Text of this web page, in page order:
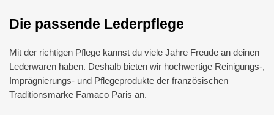
Die passende Lederpflege
Mit der richtigen Pflege kannst du viele Jahre Freude an deinen
Lederwaren haben. Deshalb bieten wir hochwertige Reinigungs-,
Imprägnierungs- und Pflegeprodukte der französischen
Traditionsmarke Famaco Paris an.